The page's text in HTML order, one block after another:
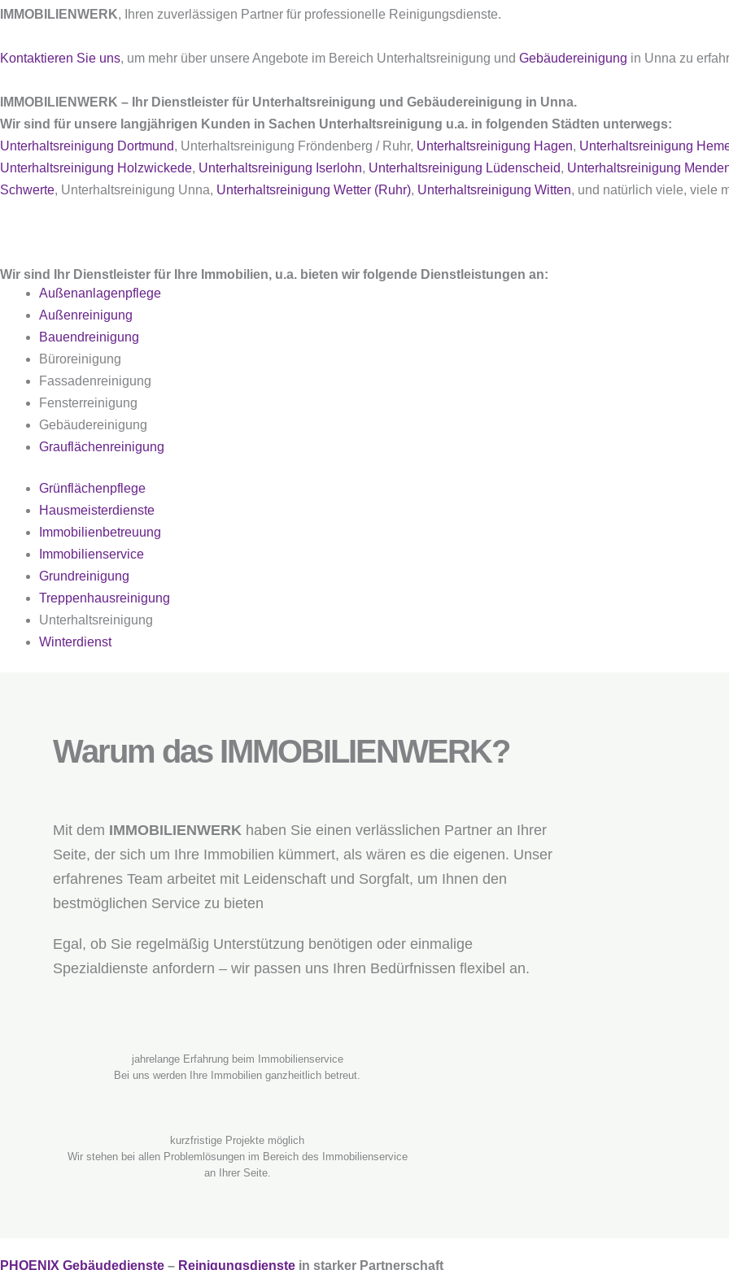
IMMOBILIENWERK, Ihren zuverlässigen Partner für professionelle Reinigungsdienste.
Kontaktieren Sie uns, um mehr über unsere Angebote im Bereich Unterhaltsreinigung und Gebäudereinigung in Unna zu
IMMOBILIENWERK – Ihr Dienstleister für Unterhaltsreinigung und Gebäudereinigung in Unna.
Wir sind für unsere langjährigen Kunden in Sachen Unterhaltsreinigung u.a. in folgenden Städten unterwegs:
Unterhaltsreinigung Dortmund, Unterhaltsreinigung Fröndenberg / Ruhr, Unterhaltsreinigung Hagen, Unterhaltsreinigung
Unterhaltsreinigung Holzwickede, Unterhaltsreinigung Iserlohn, Unterhaltsreinigung Lüdenscheid, Unterhaltsreinigung
Schwerte, Unterhaltsreinigung Unna, Unterhaltsreinigung Wetter (Ruhr), Unterhaltsreinigung Witten, und natürlich viele, viele
Wir sind Ihr Dienstleister für Ihre Immobilien, u.a. bieten wir folgende Dienstleistungen an:
Außenanlagenpflege
Außenreinigung
Bauendreinigung
Büroreinigung
Fassadenreinigung
Fensterreinigung
Gebäudereinigung
Grauflächenreinigung
Grünflächenpflege
Hausmeisterdienste
Immobilienbetreuung
Immobilienservice
Grundreinigung
Treppenhausreinigung
Unterhaltsreinigung
Winterdienst
Warum das IMMOBILIENWERK?
Mit dem IMMOBILIENWERK haben Sie einen verlässlichen Partner an Ihrer
Seite, der sich um Ihre Immobilien kümmert, als wären es die eigenen. Unser
erfahrenes Team arbeitet mit Leidenschaft und Sorgfalt, um Ihnen den
bestmöglichen Service zu bieten
Egal, ob Sie regelmäßig Unterstützung benötigen oder einmalige
Spezialdienste anfordern – wir passen uns Ihren Bedürfnissen flexibel an.
jahrelange Erfahrung beim Immobilienservice
Bei uns werden Ihre Immobilien ganzheitlich betreut.
kurzfristige Projekte möglich
Wir stehen bei allen Problemlösungen im Bereich des Immobilienservice
an Ihrer Seite.
PHOENIX Gebäudedienste – Reinigungsdienste in starker Partnerschaft